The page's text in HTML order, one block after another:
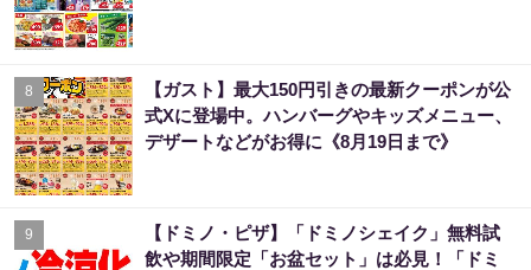
8
【ガスト】最大150円引きの最新クーポンが公
式Xに登場中。ハンバーグやキッズメニュー、
デザートなどがお得に《8月19日まで》
9
【ドミノ・ピザ】「ドミノシェイク」無料試
飲や期間限定「お盆セット」は必見！「ドミ